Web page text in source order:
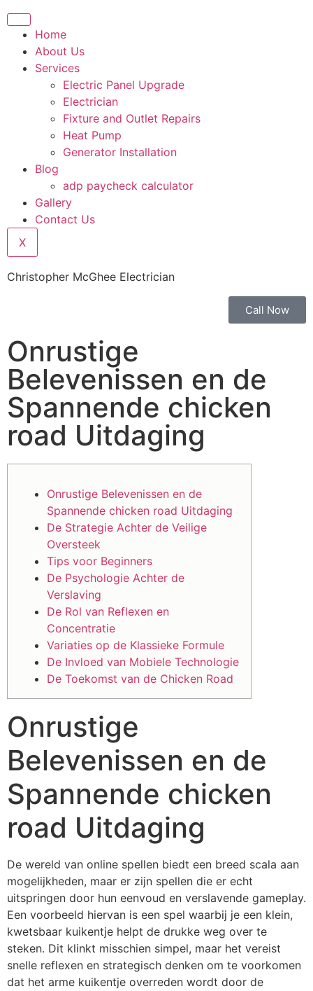
Home
About Us
Services
Electric Panel Upgrade
Electrician
Fixture and Outlet Repairs
Heat Pump
Generator Installation
Blog
adp paycheck calculator
Gallery
Contact Us
X
Christopher McGhee Electrician
Call Now
Onrustige
Belevenissen en de
Spannende chicken
road Uitdaging
Onrustige Belevenissen en de
Spannende chicken road Uitdaging
De Strategie Achter de Veilige
Oversteek
Tips voor Beginners
De Psychologie Achter de
Verslaving
De Rol van Reflexen en
Concentratie
Variaties op de Klassieke Formule
De Invloed van Mobiele Technologie
De Toekomst van de Chicken Road
Onrustige
Belevenissen en de
Spannende chicken
road Uitdaging
De wereld van online spellen biedt een breed scala aan
mogelijkheden, maar er zijn spellen die er echt
uitspringen door hun eenvoud en verslavende gameplay.
Een voorbeeld hiervan is een spel waarbij je een klein,
kwetsbaar kuikentje helpt de drukke weg over te
steken. Dit klinkt misschien simpel, maar het vereist
snelle reflexen en strategisch denken om te voorkomen
dat het arme kuikentje overreden wordt door de